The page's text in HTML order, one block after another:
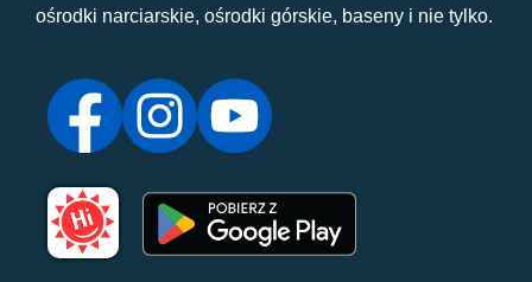
ośrodki narciarskie, ośrodki górskie, baseny i nie tylko.